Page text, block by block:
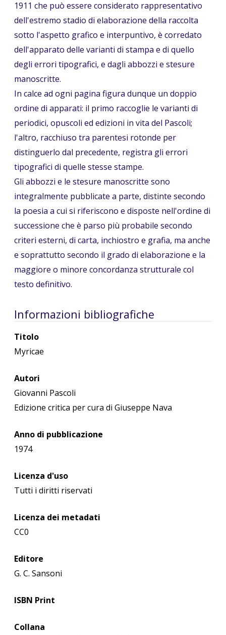
1911 che può essere considerato rappresentativo
dell'estremo stadio di elaborazione della raccolta
sotto l'aspetto grafico e interpuntivo, è corredato
dell'apparato delle varianti di stampa e di quello
degli errori tipografici, e dagli abbozzi e stesure
manoscritte.
In calce ad ogni pagina figura dunque un doppio
ordine di apparati: il primo raccoglie le varianti di
periodici, opuscoli ed edizioni in vita del Pascoli;
l'altro, racchiuso tra parentesi rotonde per
distinguerlo dal precedente, registra gli errori
tipografici di quelle stesse stampe.
Gli abbozzi e le stesure manoscritte sono
integralmente pubblicate a parte, distinte secondo
la poesia a cui si riferiscono e disposte nell'ordine di
successione che è parso più probabile secondo
criteri esterni, di carta, inchiostro e grafia, ma anche
e soprattutto secondo il grado di elaborazione e la
maggiore o minore concordanza strutturale col
testo definitivo.
Informazioni bibliografiche
Titolo
Myricae
Autori
Giovanni Pascoli
Edizione critica per cura di Giuseppe Nava
Anno di pubblicazione
1974
Licenza d'uso
Tutti i diritti riservati
Licenza dei metadati
CC0
Editore
G. C. Sansoni
ISBN Print
Collana